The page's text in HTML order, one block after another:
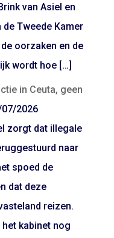
van Asiel en
Tweede Kamer
oorzaken en de
wordt hoe […]
in Ceuta, geen
2026
zorgt dat illegale
naar
spoed de
dat deze
reizen.
kabinet nog